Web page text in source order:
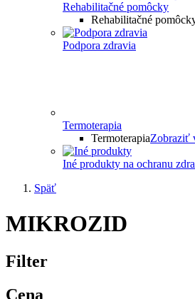
Rehabilitačné pomôcky
Rehabilitačné
Podpora zdravia
Termoterapia
TermoterapiaZobraziť
Iné produkty na ochranu
Späť
MIKROZID
Filter
Cena